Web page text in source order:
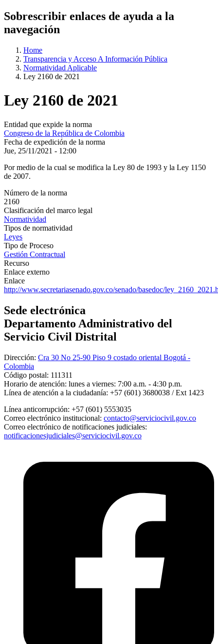
Sobrescribir enlaces de ayuda a la
navegación
Home
Transparencia y Acceso A Información Pública
Normatividad Aplicable
Ley 2160 de 2021
Ley 2160 de 2021
Entidad que expide la norma
Congreso de la República de Colombia
Fecha de expedición de la norma
Jue, 25/11/2021 - 12:00
Por medio de la cual se modifica la Ley 80 de 1993 y la Ley 1150
de 2007.
Número de la norma
2160
Clasificación del marco legal
Normatividad
Tipos de normatividad
Leyes
Tipo de Proceso
Gestión Contractual
Recurso
Enlace externo
Enlace
http://www.secretariasenado.gov.co/senado/basedoc/
Sede electrónica
Departamento Administrativo del
Servicio Civil Distrital
Dirección: Cra 30 No 25-90 Piso 9 costado oriental Bogotá -
Colombia
Código postal: 111311
Horario de atención: lunes a viernes: 7:00 a.m. - 4:30 p.m.
Línea de atención a la ciudadanía: +57 (601) 3680038 / Ext 1423
Línea anticorrupción: +57 (601) 5553035
Correo electrónico institucional: contacto@serviciocivil.gov.co
Correo electrónico de notificaciones judiciales:
notificacionesjudiciales@serviciocivil.gov.co